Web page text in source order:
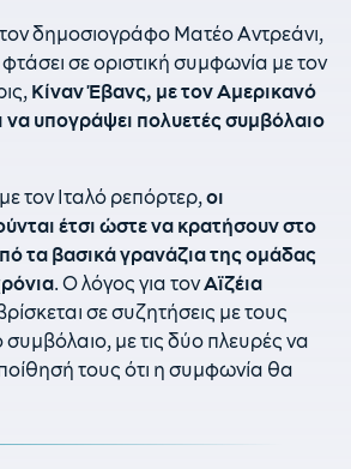
δημοσιογράφο Ματέο Αντρεάνι,
σε οριστική συμφωνία με τον
Κίναν Έβανς, με τον Αμερικανό
να υπογράψει πολυετές συμβόλαιο
τον Ιταλό ρεπόρτερ,οι
έτσι ώστε να κρατήσουν στο
τα βασικά γρανάζια της ομάδας
. Ο λόγος για τονΑϊζέια
σε συζητήσεις με τους
συμβόλαιο, με τις δύο πλευρές να
τους ότι η συμφωνία θα